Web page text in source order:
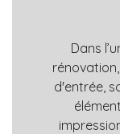
Dans
d'entrée,